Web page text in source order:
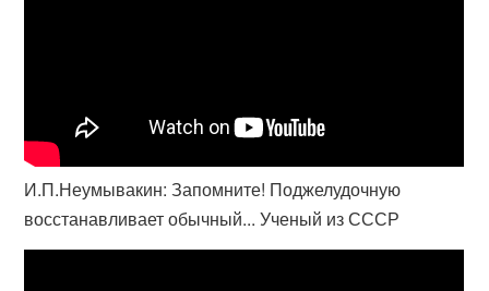
И.П.Неумывакин: Запомните! Поджелудочную
восстанавливает обычный... Ученый из СССР